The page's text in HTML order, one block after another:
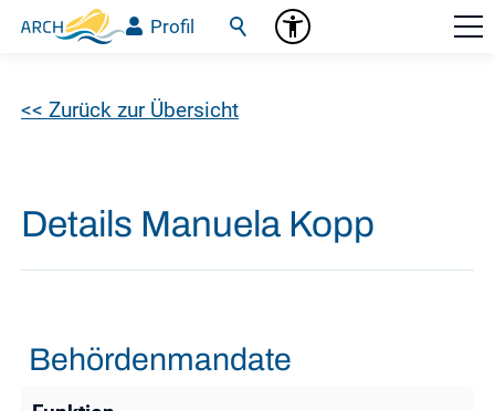
Profil
<< Zurück zur Übersicht
Details Manuela Kopp
Behördenmandate